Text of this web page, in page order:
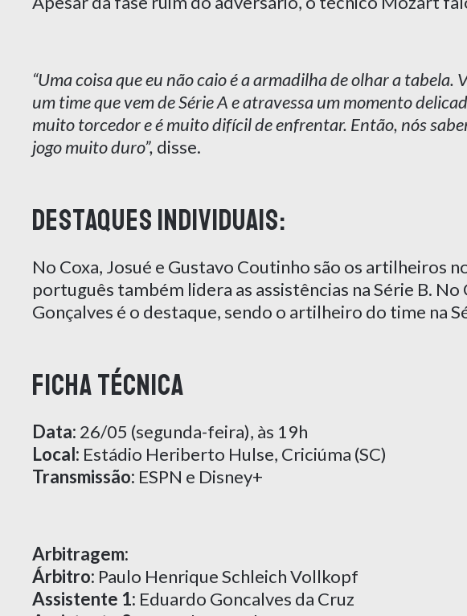
“Uma coisa que eu não caio é a armadilha de olhar a
um time que vem de Série A e atravessa um momento
muito torcedor e é muito difícil de enfrentar. Então, nós
jogo muito duro”, disse.
Destaques individuais:
No Coxa, Josué e Gustavo Coutinho são os artilheiros
português também lidera as assistências na Série B.
Gonçalves é o destaque, sendo o artilheiro do time na
FICHA TÉCNICA
Data: 26/05 (segunda-feira), às 19h
Local: Estádio Heriberto Hulse, Criciúma (SC)
Transmissão: ESPN e Disney+
Arbitragem:
Árbitro: Paulo Henrique Schleich Vollkopf
Assistente 1: Eduardo Goncalves da Cruz